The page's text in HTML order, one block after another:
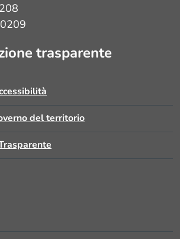
trasparente
del territorio